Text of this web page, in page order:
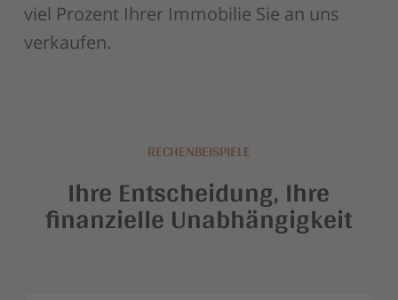
viel Prozent Ihrer Immobilie Sie an uns
verkaufen.
RECHENBEISPIELE
Ihre Entscheidung, Ihre
finanzielle Unabhängigkeit